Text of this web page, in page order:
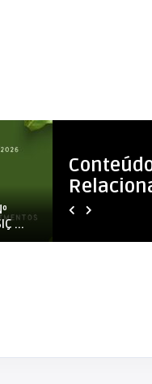
RAFAEL STRAUB
É com profundo